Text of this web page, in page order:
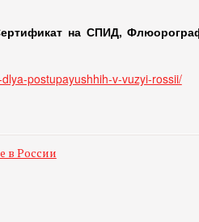
на СПИД,
postupayushhih-v-vuzyi-rossii/
в России